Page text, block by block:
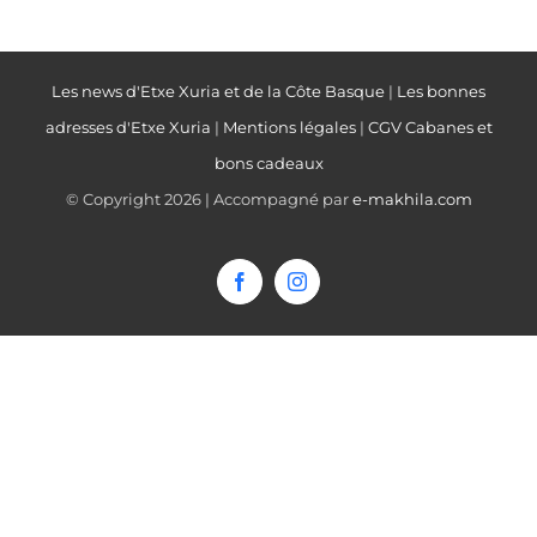
Les news d'Etxe Xuria et de la Côte Basque | Les bonnes
adresses d'Etxe Xuria | Mentions légales| CGV Cabanes et
bons cadeaux
© Copyright2026 | Accompagné pare-makhila.com
FacebookInstagram